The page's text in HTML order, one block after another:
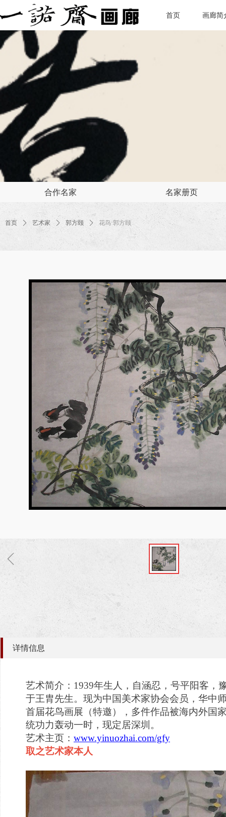
合作名家 名家册页
首页 画廊简
首页 ꄲ 艺术家 ꄲ 郭方颐 ꄲ 花鸟·郭方颐
艺术简介：1939年生人，自涵忍，号平阳客，
于王胄先生。现为中国美术家协会会员，华中
首届花鸟画展（特邀），多件作品被海内外国
统功力轰动一时，现定居深圳。
艺术主页： www.yinuozhai.com/gfy
取之艺术家本人
详情信息
ꁆ